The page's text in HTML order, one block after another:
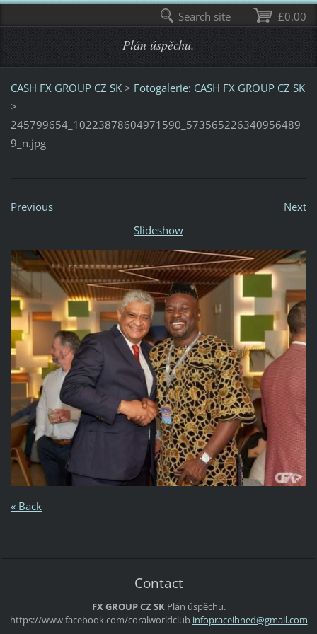
Plán úspěchu.
CASH FX GROUP CZ SK > Fotogalerie: CASH FX GROUP CZ SK
>
245799654_10223878604971590_573565226340956489
9_n.jpg
Previous
Next
Slideshow
« Back
Contact
FX GROUP CZ SK Plán úspěchu.
https://www.facebook.com/coralworldclub infopraceihned@gmail.com
£0.00
Search site